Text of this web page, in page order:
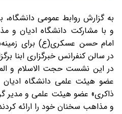
به گزارش روابط عمومی
و با مشارکت دانشگاه ادیان
امام حسن عسکری(ع) برای
در سالن کنفرانس خبرگزاری ابنا
در این نشست حجت الاسلام و
عضو هیئت علمی دانشگاه
ذاکری» عضو هیئت علمی و مدیر
و مذاهب سخنان خود را ارائه